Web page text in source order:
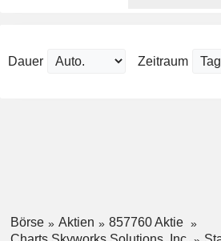
Dauer Zeitraum
Börse Aktien
857760 Aktie